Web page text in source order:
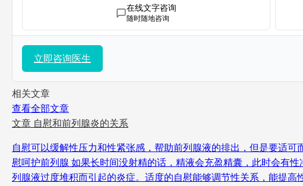
在线文字咨询
随时随地咨询
立即咨询医生
相关文章
查看全部文章
文章 自慰和前列腺炎的关系
自慰可以缓解性压力和性紧张感，帮助前列腺液的排出，但是要适
慰呵护前列腺 如果长时间没射精的话，精液会充盈精囊，此时会有
列腺液过度堆积而引起的炎症。适度的自慰能够调节性关系，能提